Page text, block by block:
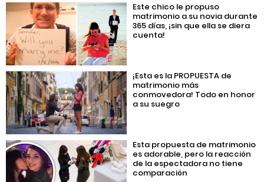
Este chico le propuso
matrimonio a su novia durante
365 días, ¡sin que ella se diera
cuenta!
¡Esta es la PROPUESTA de
matrimonio más
conmovedora! Todo en honor
a su suegro
Esta propuesta de matrimonio
es adorable, pero la reacción
de la espectadora no tiene
comparación